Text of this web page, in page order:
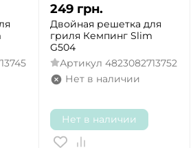
249 грн.
Двойная решетка для
гриля Кемпинг Slim
G504
Артикул 4823082713752
Нет в наличии
Нет в наличии